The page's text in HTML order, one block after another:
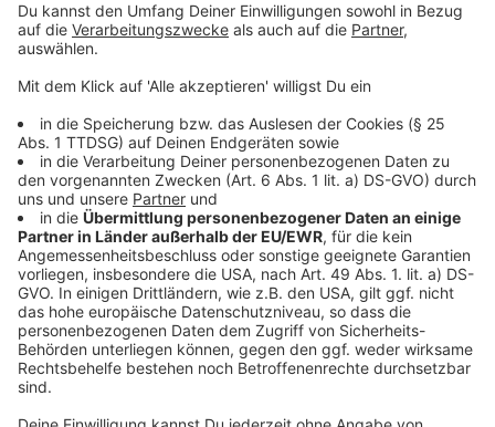
Die Ausstellung „Schalom & Alaaf. Jüdinnen & Juden
im Kölner Karneval“ des NS-DOK stellt erstmals
jüdische Karnevalist*innen in den Mittelpunkt, die den
Karneval prägen, mitgestalten, feiern. Sie lädt dazu ein,
ihre Geschichten zu entdecken – in historischer
Perspektive, aber auch ganz gegenwartsnah.
Mehr Infos findet ihr hier!
Anzeige
Tradition in der Eifel
Anzeige